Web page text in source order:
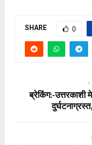
SHARE 0
ब्रेकिंग:-उत्तरकाशी